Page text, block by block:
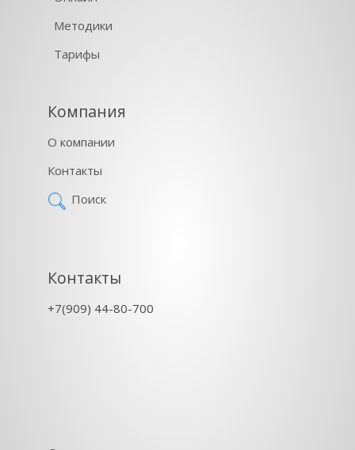
Методики
Тарифы
Компания
О компании
Контакты
Поиск
Контакты
+7(909) 44-80-700